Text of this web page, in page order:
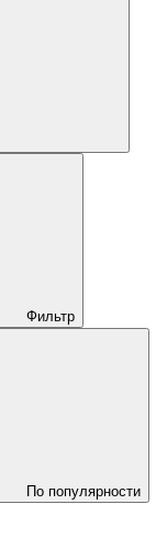
Фильтр
По популярности